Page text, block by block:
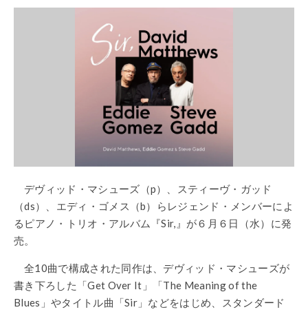
デヴィッド・マシューズ（p）、スティーヴ・ガッド
（ds）、エディ・ゴメス（b）らレジェンド・メンバーによ
るピアノ・トリオ・アルバム『Sir,』が６月６日（水）に発
売。
全10曲で構成された同作は、デヴィッド・マシューズが
書き下ろした「Get Over It」「The Meaning of the
Blues」やタイトル曲「Sir」などをはじめ、スタンダード